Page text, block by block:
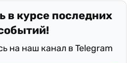
в курсе последних
на наш канал в Telegram